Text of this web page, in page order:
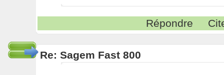
Répondre
Re: Sagem Fast 800